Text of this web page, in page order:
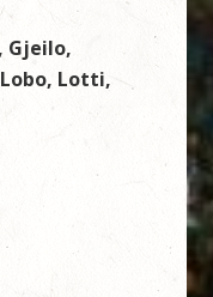
Gjeilo,
Lotti,